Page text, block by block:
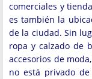
comerciales y
es también la
de la ciudad. Sin
ropa y calzado de
accesorios de
no está privado